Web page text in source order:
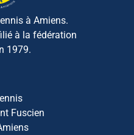
à Amiens.
à la fédération
1979.
Fuscien